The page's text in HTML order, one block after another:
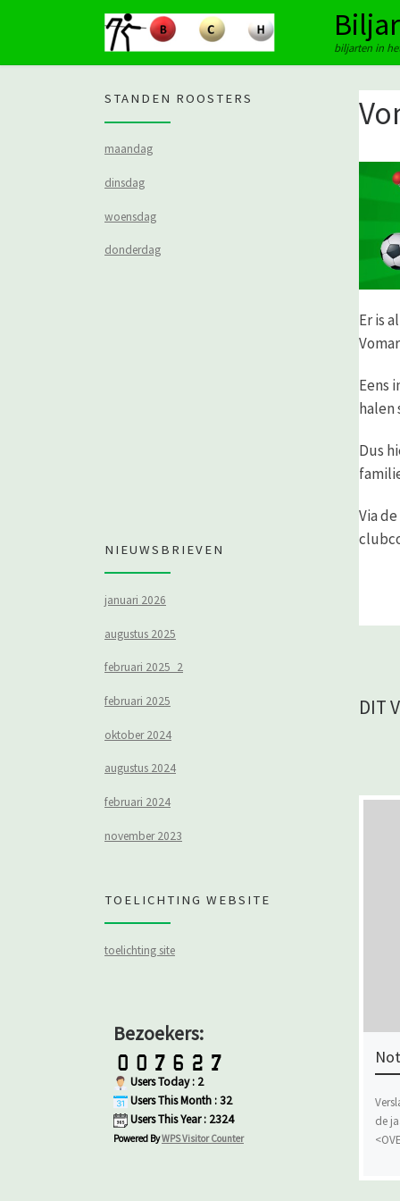
biljarten in
Er is
Eens
halen
Dus
Via
DIT
de
STANDEN ROOSTERS
maandag
dinsdag
woensdag
donderdag
NIEUWSBRIEVEN
januari 2026
augustus 2025
februari 2025_2
februari 2025
oktober 2024
augustus 2024
februari 2024
november 2023
TOELICHTING WEBSITE
toelichting site
Bezoekers:
Users Today : 2
Users This Month : 32
Users This Year : 2324
Powered ByWPS Visitor Counter